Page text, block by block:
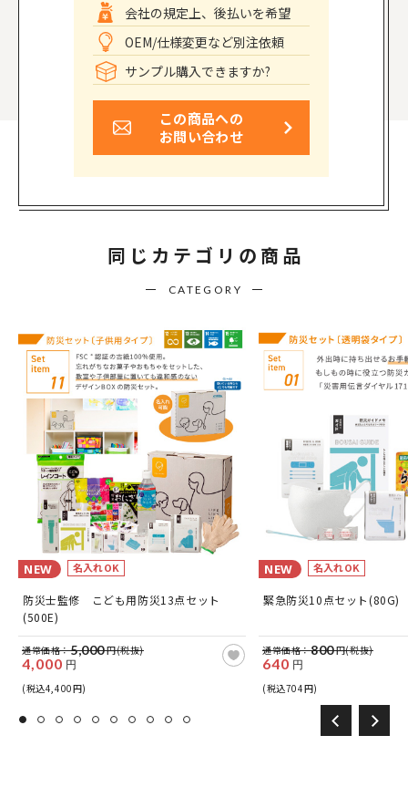
会社の規定上、後払いを希望
OEM/仕様変更など別注依頼
サンプル購入できますか?
この商品への
お問い合わせ
同じカテゴリの商品
CATEGORY
NEW 名入れOK
防災士監修 こども用防災13点セット
(500E)
通常価格：5,000円(税抜)
4,000 円
(税込4,400円)
NEW 名入れOK
緊急防災10点セット(80G)
通常価格：800円(税抜)
640 円
(税込704円)